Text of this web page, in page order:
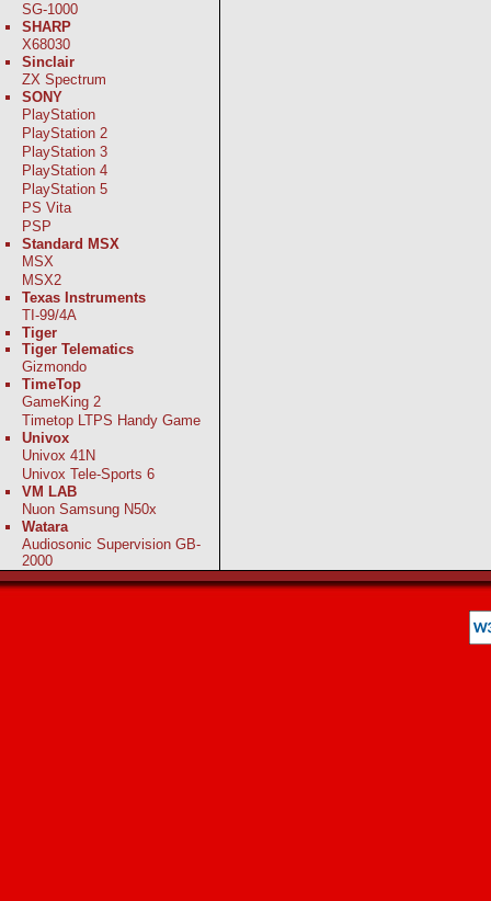
SG-1000
SHARP
X68030
Sinclair
ZX Spectrum
SONY
PlayStation
PlayStation 2
PlayStation 3
PlayStation 4
PlayStation 5
PS Vita
PSP
Standard MSX
MSX
MSX2
Texas Instruments
TI-99/4A
Tiger
Tiger Telematics
Gizmondo
TimeTop
GameKing 2
Timetop LTPS Handy Game
Univox
Univox 41N
Univox Tele-Sports 6
VM LAB
Nuon Samsung N50x
Watara
Audiosonic Supervision GB-
2000